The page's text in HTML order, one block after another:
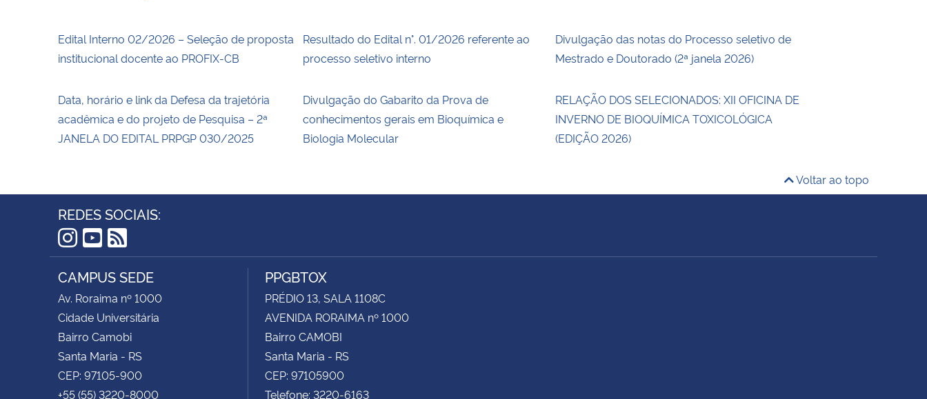
Edital Interno 02/2026 – Seleção de proposta
institucional docente ao PROFIX-CB
Resultado do Edital n°. 01/2026 referente ao
processo seletivo interno
Divulgação das notas do Processo seletivo de
Mestrado e Doutorado (2ª janela 2026)
Data, horário e link da Defesa da trajetória
acadêmica e do projeto de Pesquisa – 2ª
JANELA DO EDITAL PRPGP 030/2025
Divulgação do Gabarito da Prova de
conhecimentos gerais em Bioquímica e
Biologia Molecular
RELAÇÃO DOS SELECIONADOS: XII OFICINA DE
INVERNO DE BIOQUÍMICA TOXICOLÓGICA
(EDIÇÃO 2026)
Voltar ao topo
REDES SOCIAIS:
Instagram
YouTube
RSS
CAMPUS SEDE
Av. Roraima nº 1000
Cidade Universitária
Bairro Camobi
Santa Maria - RS
CEP: 97105-900
+55 (55) 3220-8000
PPGBTOX
PRÉDIO 13, SALA 1108C
AVENIDA RORAIMA nº 1000
Bairro CAMOBI
Santa Maria - RS
CEP: 97105900
Telefone: 3220-6163